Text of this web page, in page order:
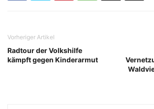
Vorheriger Artikel
Radtour der Volkshilfe
kämpft gegen Kinderarmut